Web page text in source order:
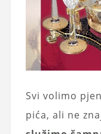
Svi volimo
pića, ali ne